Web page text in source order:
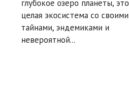
глубокое озеро планеты, это
целая экосистема со своими
тайнами, эндемиками и
невероятной...